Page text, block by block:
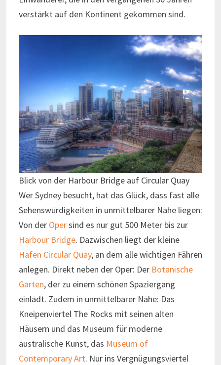
verstärkt auf den Kontinent gekommen sind.
Blick von der Harbour Bridge auf Circular Quay
Wer Sydney besucht, hat das Glück, dass fast alle
Sehenswürdigkeiten in unmittelbarer Nähe liegen:
Von der Opersind es nur gut 500 Meter bis zur
Harbour Bridge. Dazwischen liegt der kleine
Hafen Circular Quay, an dem alle wichtigen Fähren
anlegen. Direkt neben der Oper: Der Botanische
Garten, der zu einem schönen Spaziergang
einlädt. Zudem in unmittelbarer Nähe: Das
Kneipenviertel The Rocks mit seinen alten
Häusern und das Museum für moderne
australische Kunst, das Museum of
Contemporary Art. Nur ins Vergnügungsviertel